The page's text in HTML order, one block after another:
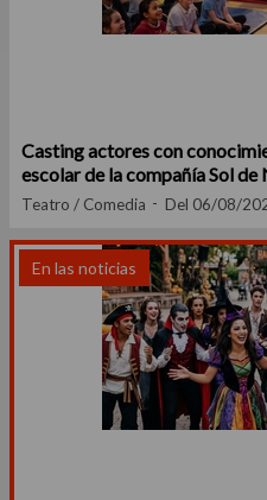
Casting actores con
escolar de la compañía Sol
Teatro / Comedia Del 06/08/
En las noticias